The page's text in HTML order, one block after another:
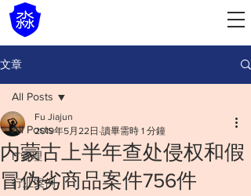
文章
All Posts
IT管理
行业案例
All Posts
内蒙古上半年查处侵权和假
冒伪劣商品案件756件
Fu Jiajun
2019年5月22日 讀畢需時 1 分鐘